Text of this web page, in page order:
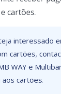
cartões.
interessado
cartões,
WAY e
cartões.